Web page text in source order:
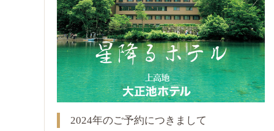
2024年のご予約につきまして